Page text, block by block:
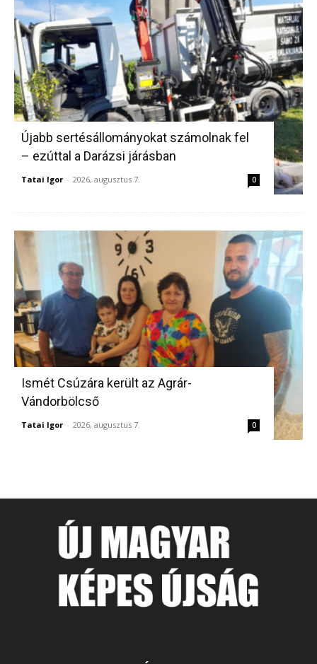
Újabb sertésállományokat számolnak fel
– ezúttal a Darázsi járásban
Tatai Igor - 2026, augusztus 7. 0
Ismét Csúzára került az Agrár-
Vándorbölcső
Tatai Igor - 2026, augusztus 7. 0